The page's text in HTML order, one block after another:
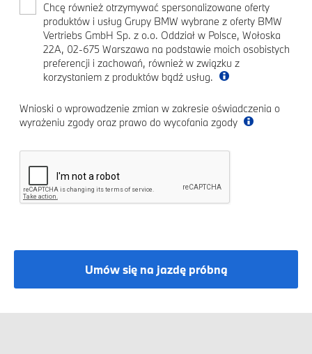
Chcę również otrzymywać spersonalizowane oferty
produktów i usług Grupy BMW wybrane z oferty BMW
Vertriebs GmbH Sp. z o.o. Oddział w Polsce, Wołoska
22A, 02-675 Warszawa na podstawie moich osobistych
preferencji i zachowań, również w związku z
korzystaniem z produktów bądź usług.
Wnioski o wprowadzenie zmian w zakresie oświadczenia o
wyrażeniu zgody oraz prawo do wycofania zgody
Umów się na jazdę próbną